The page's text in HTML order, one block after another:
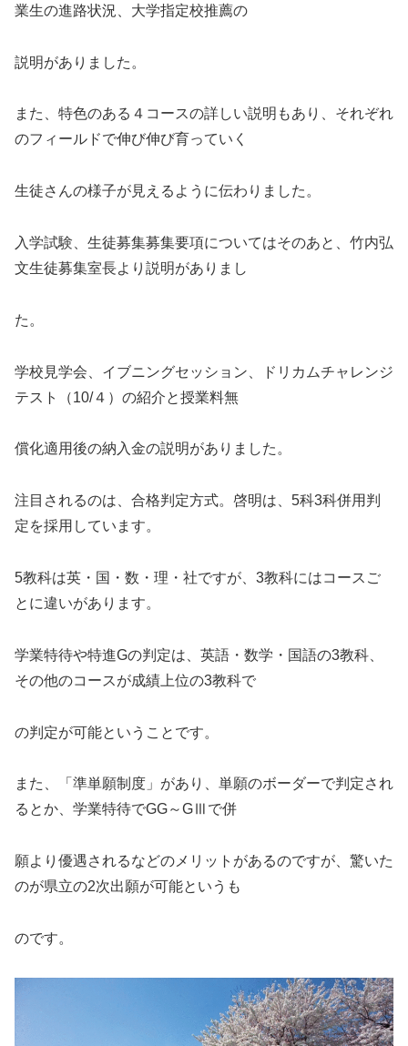
業生の進路状況、大学指定校推薦の
説明がありました。
また、特色のある４コースの詳しい説明もあり、それぞれ
のフィールドで伸び伸び育っていく
生徒さんの様子が見えるように伝わりました。
入学試験、生徒募集募集要項についてはそのあと、竹内弘
文生徒募集室長より説明がありまし
た。
学校見学会、イブニングセッション、ドリカムチャレンジ
テスト（10/４）の紹介と授業料無
償化適用後の納入金の説明がありました。
注目されるのは、合格判定方式。啓明は、5科3科併用判
定を採用しています。
5教科は英・国・数・理・社ですが、3教科にはコースご
とに違いがあります。
学業特待や特進Gの判定は、英語・数学・国語の3教科、
その他のコースが成績上位の3教科で
の判定が可能ということです。
また、「準単願制度」があり、単願のボーダーで判定され
るとか、学業特待でGG～GⅢで併
願より優遇されるなどのメリットがあるのですが、驚いた
のが県立の2次出願が可能というも
のです。